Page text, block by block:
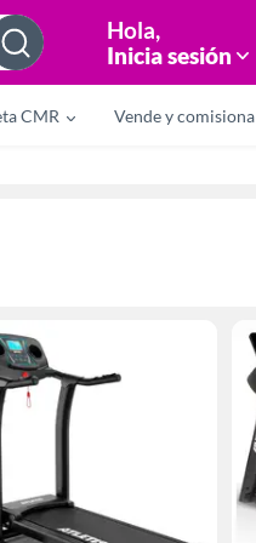
Hola,
Inicia sesión
CMR Vende y comisiona